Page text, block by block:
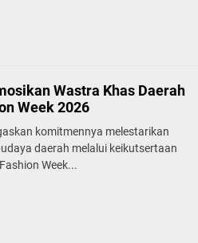
Wastra Khas Daerah
Week 2026
komitmennya melestarikan
daerah melalui keikutsertaan
Week...